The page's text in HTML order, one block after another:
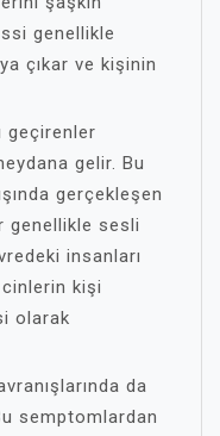
genellikle
çıkar ve kişinin
geçirenler
gelir. Bu
gerçekleşen
genellikle sesli
insanları
kişi
olarak
da
semptomlardan